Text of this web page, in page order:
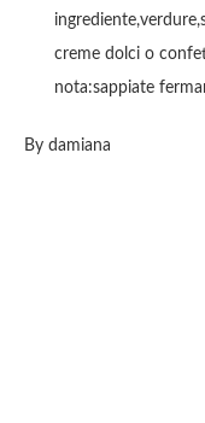
creme dolci o
nota:sappiate
By damiana